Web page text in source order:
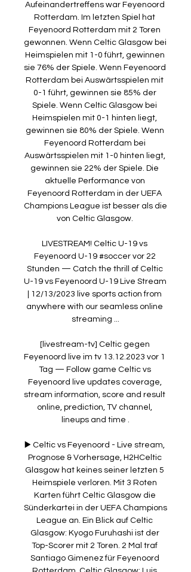
Aufeinandertreffens war Feyenoord
Rotterdam. Im letzten Spiel hat
Feyenoord Rotterdam mit 2 Toren
gewonnen. Wenn Celtic Glasgow bei
Heimspielen mit 1-0 führt, gewinnen
sie 76% der Spiele. Wenn Feyenoord
Rotterdam bei Auswärtsspielen mit
0-1 führt, gewinnen sie 85% der
Spiele. Wenn Celtic Glasgow bei
Heimspielen mit 0-1 hinten liegt,
gewinnen sie 80% der Spiele. Wenn
Feyenoord Rotterdam bei
Auswärtsspielen mit 1-0 hinten liegt,
gewinnen sie 22% der Spiele. Die
aktuelle Performance von
Feyenoord Rotterdam in der UEFA
Champions League ist besser als die
von Celtic Glasgow.
LIVESTREAM! Celtic U-19 vs
Feyenoord U-19 #soccer vor 22
Stunden — Catch the thrill of Celtic
U-19 vs Feyenoord U-19 Live Stream
| 12/13/2023 live sports action from
anywhere with our seamless online
streaming ...
[livestream-tv] Celtic gegen
Feyenoord live im tv 13.12.2023 vor 1
Tag — Follow game Celtic vs
Feyenoord live updates coverage,
stream information, score and result
online, prediction, TV channel,
lineups and time .
▶️ Celtic vs Feyenoord - Live stream,
Prognose & Vorhersage, H2HCeltic
Glasgow hat keines seiner letzten 5
Heimspiele verloren. Mit 3 Roten
Karten führt Celtic Glasgow die
Sünderkartei in der UEFA Champions
League an. Ein Blick auf Celtic
Glasgow: Kyogo Furuhashi ist der
Top-Scorer mit 2 Toren. 2 Mal traf
Santiago Gimenez für Feyenoord